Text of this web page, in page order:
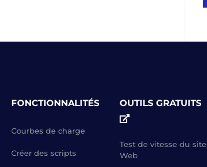
FONCTIONNALITÉS
Courbes de charge
Créer des scripts
OUTILS GRATUITS
Test de vitesse du site
Web